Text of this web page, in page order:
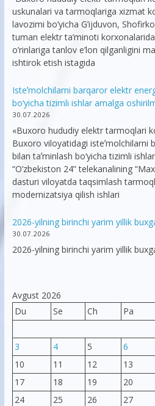
uskunalari va tarmoqlariga xizmat
lavozimi bo’yicha G’ijduvon,
tuman elektr ta’minoti
o’rinlariga tanlov e’lon qilganligini
ishtirok etish istagida
Isteʼmolchilarni barqaror elektr
bo‘yicha tizimli ishlar amalga
30.07.2026
«Buxoro hududiy elektr tarmoqlari
Buxoro viloyatidagi isteʼmolchilarni
bilan taʼminlash bo‘yicha tizimli
“O’zbekiston 24” telekanalining
dasturi viloyatda taqsimlash
modernizatsiya qilish ishlari
2026-yilning birinchi yarim yillik
30.07.2026
2026-yilning birinchi yarim yillik
Avgust 2026
Du
Se Ch Pa
3
4 5 6
10
11 12 13
17
18 19 20
24
25 26 27